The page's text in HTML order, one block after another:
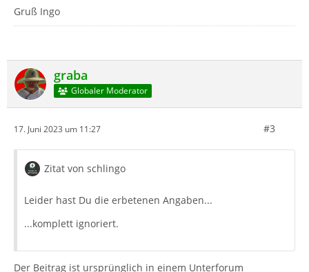
Gruß Ingo
graba
Globaler Moderator
17. Juni 2023 um 11:27 #3
Zitat von schlingo
Leider hast Du die erbetenen Angaben...
...komplett ignoriert.
Der Beitrag ist ursprünglich in einem Unterforum